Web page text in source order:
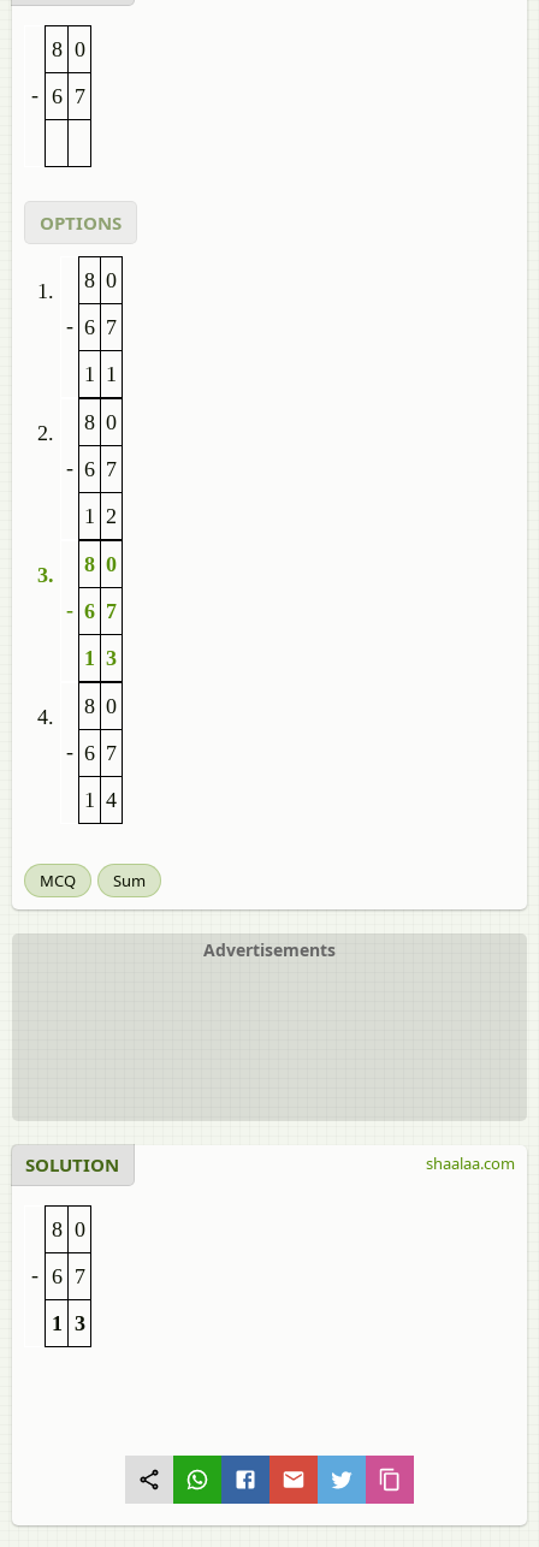
8 0
- 6 7
OPTIONS
8 0
- 6 7
1 1
8 0
- 6 7
1 2
8 0
- 6 7
1 3
8 0
- 6 7
1 4
MCQ Sum
Advertisements
SOLUTION
8 0
- 6 7
1 3
shaalaa.com